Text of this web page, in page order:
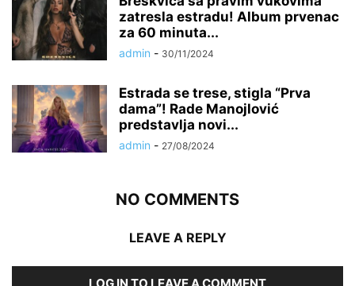
zatresla estradu! Album prvenac
za 60 minuta...
admin - 30/11/2024
Estrada se trese, stigla “Prva
dama”! Rade Manojlović
predstavlja novi...
admin - 27/08/2024
NO COMMENTS
LEAVE A REPLY